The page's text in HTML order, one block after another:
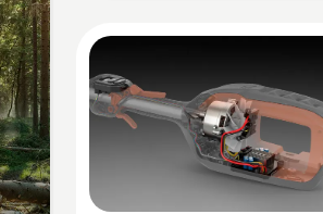
som sitter som det ska gör
bekvämt och att du inte blir
lika trött, så att du kan
arbeta längre utan avbrott.